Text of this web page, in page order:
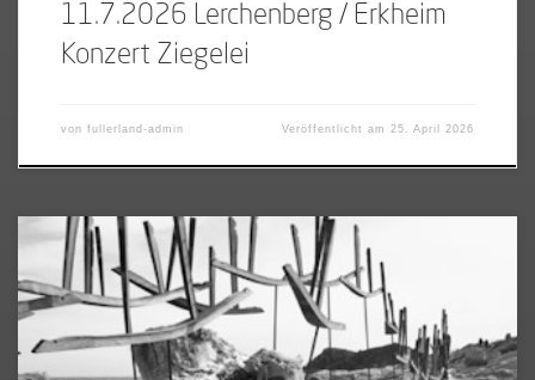
11.7.2026 Lerchenberg / Erkheim
Konzert Ziegelei
von fullerland-admin Veröffentlicht am 25. April 2026
[…]